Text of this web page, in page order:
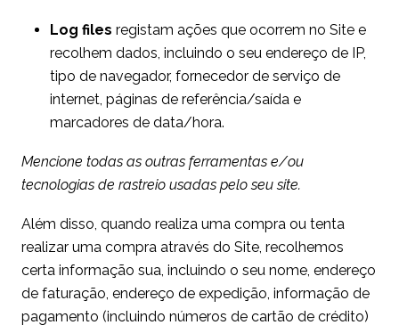
Log files registam ações que ocorrem no Site e
recolhem dados, incluindo o seu endereço de IP,
tipo de navegador, fornecedor de serviço de
internet, páginas de referência/saída e
marcadores de data/hora.
Mencione todas as outras ferramentas e/ou
tecnologias de rastreio usadas pelo seu site.
Além disso, quando realiza uma compra ou tenta
realizar uma compra através do Site, recolhemos
certa informação sua, incluindo o seu nome, endereço
de faturação, endereço de expedição, informação de
pagamento (incluindo números de cartão de crédito)